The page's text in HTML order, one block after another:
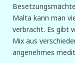
Malta kann man
verbracht. Es gibt
Mix aus
angenehmes